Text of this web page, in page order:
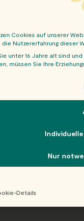
Cookies auf unserer
Nutzererfahrung dieser
unter 16 Jahre alt sind
müssen Sie Ihre
is a list of
Nur
Details